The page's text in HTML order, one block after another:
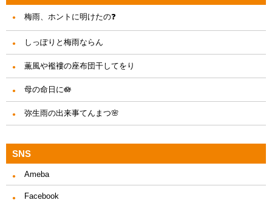
梅雨、ホントに明けたの❓
しっぽりと梅雨ならん
薫風や襤褸の座布団干してをり
母の命日に🪷
弥生雨の出来事てんまつ🌸
SNS
Ameba
Facebook